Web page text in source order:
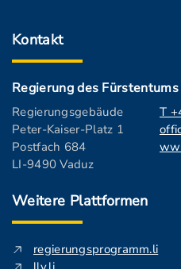
Kontakt
Regierung des
Regierungsgebäude
Peter-Kaiser-Platz 1
Postfach 684
LI-9490 Vaduz
T
Weitere Plattformen
regierungsprogramm.li